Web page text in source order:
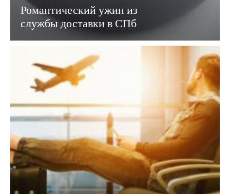
Романтический ужин из
службы доставки в СПб